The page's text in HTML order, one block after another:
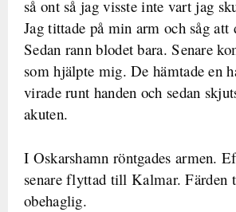
så ont så jag visste inte vart jag
Jag tittade på min arm och såg att
Sedan rann blodet bara. Senare
som hjälpte mig. De hämtade en
virade runt handen och sedan
akuten.
I Oskarshamn röntgades armen.
senare flyttad till Kalmar.
obehaglig.